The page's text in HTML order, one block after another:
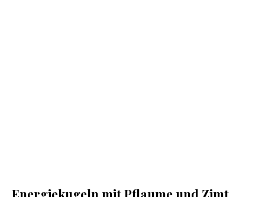
Energiekugeln mit Pflaume und Zimt